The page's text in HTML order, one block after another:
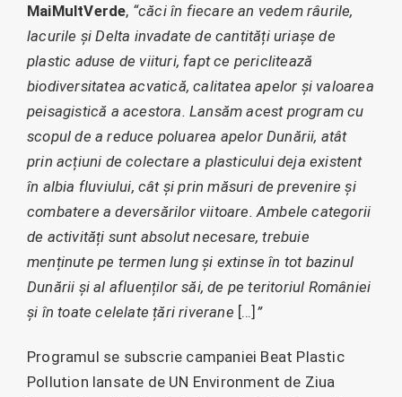
MaiMultVerde, “căci în fiecare an vedem râurile,
lacurile și Delta invadate de cantități uriașe de
plastic aduse de viituri, fapt ce periclitează
biodiversitatea acvatică, calitatea apelor și valoarea
peisagistică a acestora. Lansăm acest program cu
scopul de a reduce poluarea apelor Dunării, atât
prin acțiuni de colectare a plasticului deja existent
în albia fluviului, cât și prin măsuri de prevenire și
combatere a deversărilor viitoare. Ambele categorii
de activități sunt absolut necesare, trebuie
menținute pe termen lung și extinse în tot bazinul
Dunării și al afluenților săi, de pe teritoriul României
și în toate celelate țări riverane […] ”
Programul se subscrie campaniei Beat Plastic
Pollution lansate de UN Environment de Ziua